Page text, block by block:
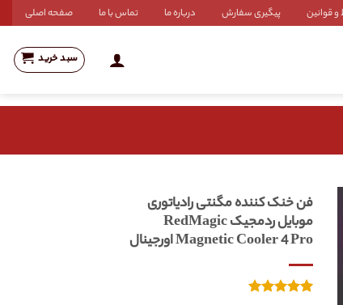
و قوانین پیگیری سفارش درباره ما تماس با ما صفحه اصلی
سبد خرید
فن خنک کننده مگنتی رادیاتوری
موبایل ردمجیک RedMagic
Magnetic Cooler 4 Pro اورجینال